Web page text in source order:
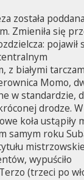
została
Zmieniła się
pojawił
z białymi
Momo,
w standardzie,
drodze.
koła ustąpiły
samym roku
wypuściło
(trzeci po